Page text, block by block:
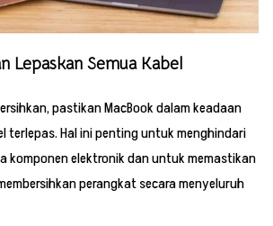
Semua Kabel
pastikan MacBook dalam keadaan
terlepas. Hal ini penting untuk menghindari
komponen elektronik dan untuk memastikan
perangkat secara menyeluruh